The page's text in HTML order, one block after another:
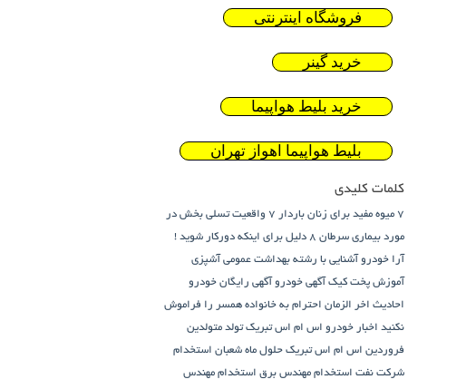
فروشگاه اینترنتی
خرید گینر
خرید بلیط هواپیما
بلیط هواپیما اهواز تهران
کلمات کلیدی
7 میوه مفید برای زنان باردار
7 واقعیت تسلی بخش در
مورد بیماری سرطان 8 دلیل برای اینکه دورکار شوید !
آرا خودرو آشنایی با رشته بهداشت عمومی آشپزی
آموزش پخت کیک آگهی خودرو آگهی رایگان خودرو
احادیث اخر الزمان احترام به خانواده همسر را فراموش
نکنید اخبار خودرو اس ام اس تبریک تولد متولدین
فروردین اس ام اس تبریک حلول ماه شعبان استخدام
شرکت نفت استخدام مهندس برق استخدام مهندس